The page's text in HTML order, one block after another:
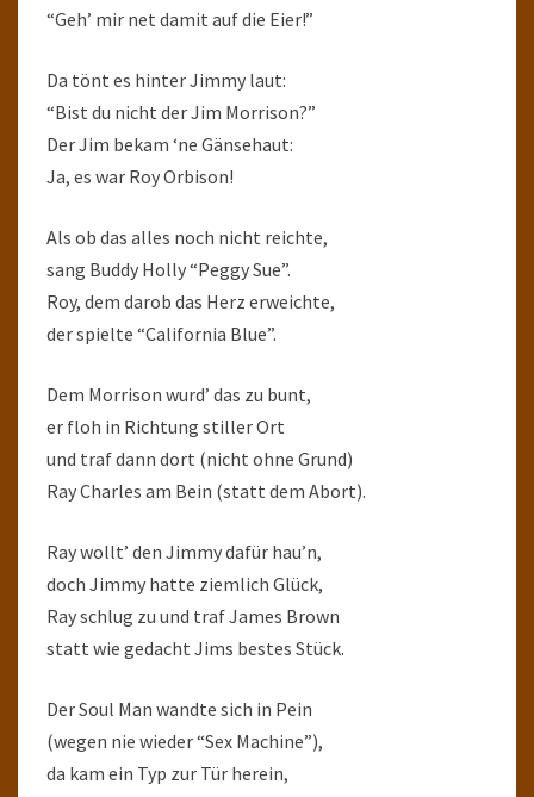
“Geh’ mir net damit auf die Eier!”
Da tönt es hinter Jimmy laut:
“Bist du nicht der Jim Morrison?”
Der Jim bekam ‘ne Gänsehaut:
Ja, es war Roy Orbison!
Als ob das alles noch nicht reichte,
sang Buddy Holly “Peggy Sue”.
Roy, dem darob das Herz erweichte,
der spielte “California Blue”.
Dem Morrison wurd’ das zu bunt,
er floh in Richtung stiller Ort
und traf dann dort (nicht ohne Grund)
Ray Charles am Bein (statt dem Abort).
Ray wollt’ den Jimmy dafür hau’n,
doch Jimmy hatte ziemlich Glück,
Ray schlug zu und traf James Brown
statt wie gedacht Jims bestes Stück.
Der Soul Man wandte sich in Pein
(wegen nie wieder “Sex Machine”),
da kam ein Typ zur Tür herein,